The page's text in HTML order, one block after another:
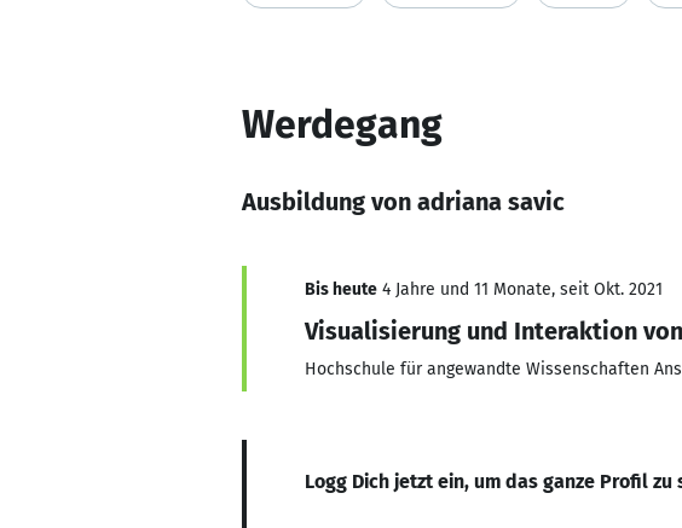
Werdegang
Ausbildung von adriana savic
Bis heute 4 Jahre und 11 Monate, seit Okt. 2021
Visualisierung und Interaktion
Hochschule für angewandte Wissenschaften
Logg Dich jetzt ein, um das ganze Profil zu